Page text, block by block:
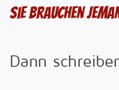
Sie brauchen
Dann